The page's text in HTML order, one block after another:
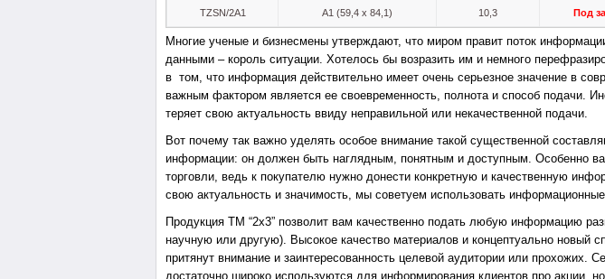
TZSN/2A1 A1 (59,4 x 84,1) 10,3 Под
Многие ученые и бизнесмены утверждают, что миром правит поток
данными – король ситуации. Хотелось бы возразить им и немного
в том, что информация действительно имеет очень серьезное значение в
важным фактором является ее своевременность, полнота и способ подачи.
теряет свою актуальность ввиду неправильной или некачественной подачи.
Вот почему так важно уделять особое внимание такой существенной
информации: он должен быть наглядным, понятным и доступным. Особенно
торговли, ведь к покупателю нужно донести конкретную и качественную
свою актуальность и значимость, мы советуем использовать информационные
Продукция ТМ “2х3” позволит вам качественно подать любую информацию
научную или другую). Высокое качество материалов и концептуально новый
притянут внимание и заинтересованность целевой аудитории или прохожих.
достаточно широко используются для информирования клиентов про акции,